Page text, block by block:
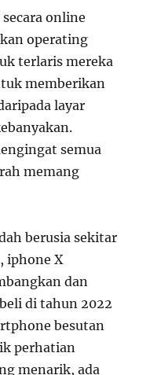
online
operating
terlaris mereka
memberikan
layar
semua
memang
berusia sekitar
iphone X
dan
di tahun 2022
besutan
perhatian
menarik, ada